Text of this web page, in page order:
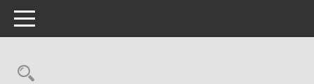
Toggle navigation
Rechercheauswahl